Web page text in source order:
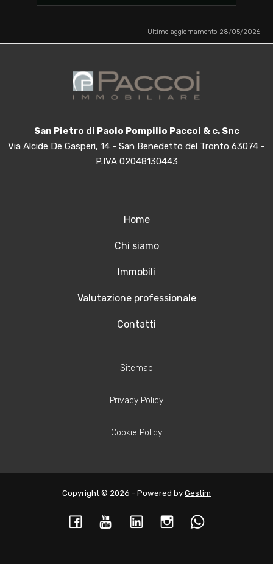
Ultimo aggiornamento 28/05/2026
San Pietro di Paolo Pompilio Paccoi & c. Snc
Via Alcide De Gasperi, 14 - San Benedetto del Tronto 63074 -
P.IVA 02048130443
Home
Chi siamo
Immobili
Valutazione professionale
Contatti
Sitemap
Privacy Policy
Cookie Policy
Copyright © 2026 - Powered by Gestim